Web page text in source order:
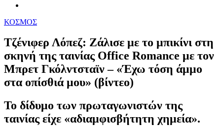
ΚΟΣΜΟΣ
Τζένιφερ Λόπεζ: Ζάλισε με το μπικίνι στη
σκηνή της ταινίας Office Romance με τον
Μπρετ Γκόλντσταϊν – «Έχω τόση άμμο
στα οπίσθιά μου» (βίντεο)
Το δίδυμο των πρωταγωνιστών της
ταινίας είχε «αδιαμφισβήτητη χημεία».